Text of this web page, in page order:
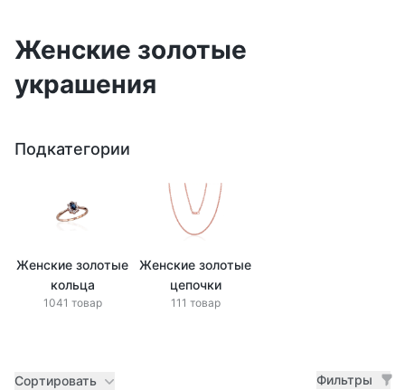
Женские золотые
украшения
Подкатегории
Женские золотые
кольца
1041 товар
Женские золотые
цепочки
111 товар
Сортировать Фильтры